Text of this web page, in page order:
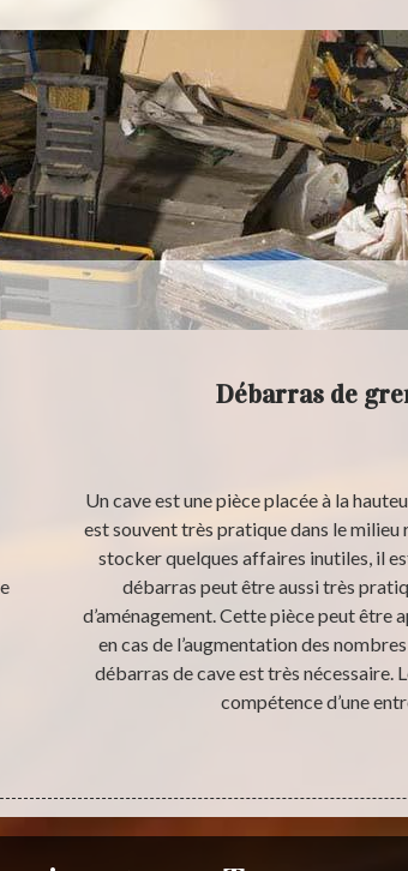
Débarras de
Un cave est une pièce placée à la
est souvent très pratique dans le
stocker quelques affaires inutiles, il
débarras peut être aussi très
d’aménagement. Cette pièce peut
en cas de l’augmentation des
débarras de cave est très nécessaire.
compétence d’une